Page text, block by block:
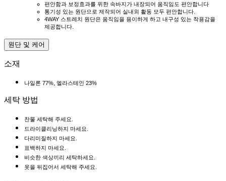
편안함과 보정효과를 위한 속바지가 내장되어 움직임도 편안합니다
통기성 있는 원단으로 제작되어 실내외 활동 모두 편안합니다.
4WAY 스트레치 원단은 움직임을 용이하게 하고 내구성 있는 착용감을
제공합니다.
원단 및 케어
소재
나일론 77%, 엘라스테인 23%
세탁 방법
찬물 세탁해 주세요.
드라이클리닝하지 마세요.
다리미질하지 마세요.
표백하지 마세요.
비슷한 색상끼리 세탁하세요.
옷을 뒤집어서 세탁해 주세요.